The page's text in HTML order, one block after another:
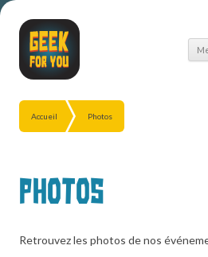
Accueil Photos
Photos
Retrouvez les photos de nos